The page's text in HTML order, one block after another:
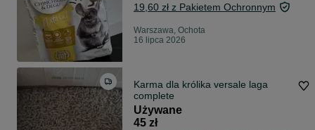
19,60 zł z Pakietem Ochronnym
Warszawa, Ochota
16 lipca 2026
Karma dla królika versale laga
complete
Używane
45 zł